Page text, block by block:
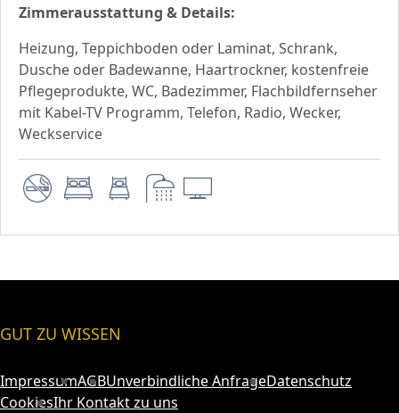
Zimmerausstattung & Details:
Heizung, Teppichboden oder Laminat, Schrank,
Dusche oder Badewanne, Haartrockner, kostenfreie
Pflegeprodukte, WC, Badezimmer, Flachbildfernseher
mit Kabel-TV Programm, Telefon, Radio, Wecker,
Weckservice
GUT ZU WISSEN
ImpressumAGBUnverbindliche AnfrageDatenschutz
CookiesIhr Kontakt zu uns